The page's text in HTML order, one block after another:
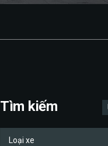
Tìm kiếm
Loại xe